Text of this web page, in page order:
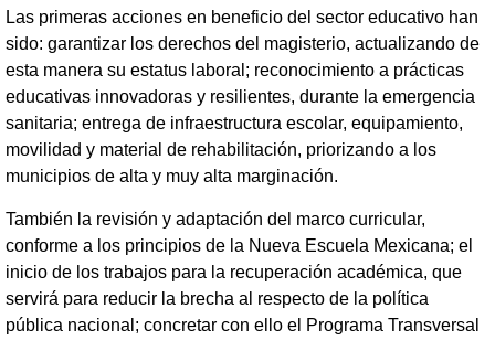
Las primeras acciones en beneficio del sector educativo han
sido: garantizar los derechos del magisterio, actualizando de
esta manera su estatus laboral; reconocimiento a prácticas
educativas innovadoras y resilientes, durante la emergencia
sanitaria; entrega de infraestructura escolar, equipamiento,
movilidad y material de rehabilitación, priorizando a los
municipios de alta y muy alta marginación.
También la revisión y adaptación del marco curricular,
conforme a los principios de la Nueva Escuela Mexicana; el
inicio de los trabajos para la recuperación académica, que
servirá para reducir la brecha al respecto de la política
pública nacional; concretar con ello el Programa Transversal